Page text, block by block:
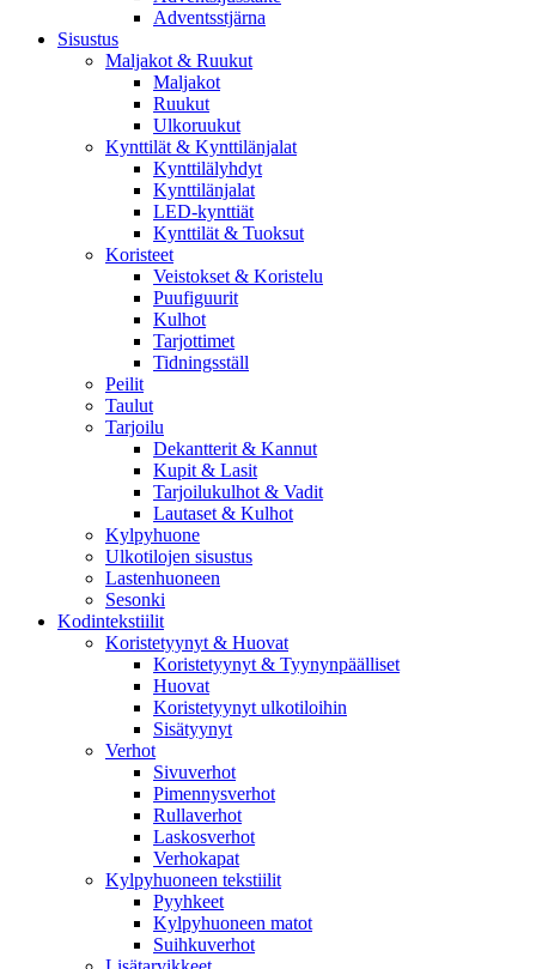
Adventsstjärna
Sisustus
Maljakot & Ruukut
Maljakot
Ruukut
Ulkoruukut
Kynttilät & Kynttilänjalat
Kynttilälyhdyt
Kynttilänjalat
LED-kynttiät
Kynttilät & Tuoksut
Koristeet
Veistokset & Koristelu
Puufiguurit
Kulhot
Tarjottimet
Tidningsställ
Peilit
Taulut
Tarjoilu
Dekantterit & Kannut
Kupit & Lasit
Tarjoilukulhot & Vadit
Lautaset & Kulhot
Kylpyhuone
Ulkotilojen sisustus
Lastenhuoneen
Sesonki
Kodintekstiilit
Koristetyynyt & Huovat
Koristetyynyt & Tyynynpäälliset
Huovat
Koristetyynyt ulkotiloihin
Sisätyynyt
Verhot
Sivuverhot
Pimennysverhot
Rullaverhot
Laskosverhot
Verhokapat
Kylpyhuoneen tekstiilit
Pyyhkeet
Kylpyhuoneen matot
Suihkuverhot